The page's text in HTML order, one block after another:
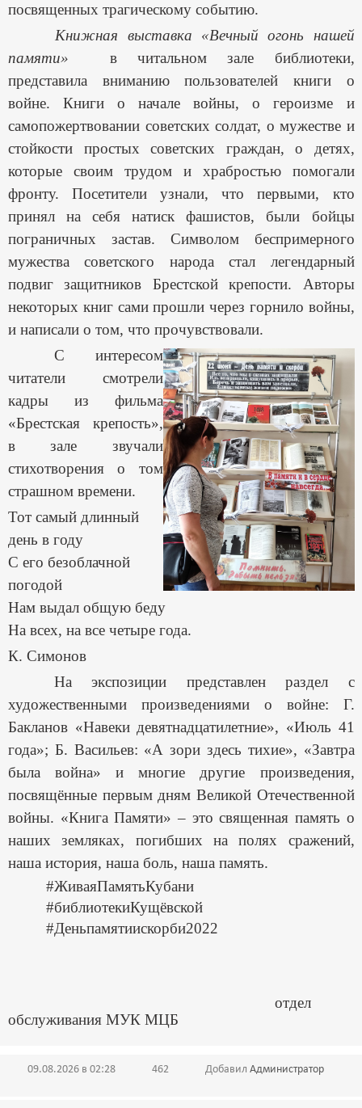
посвященных трагическому событию.
Книжная выставка «Вечный огонь нашей
памяти» в читальном зале библиотеки,
представила вниманию пользователей книги о
войне. Книги о начале войны, о героизме и
самопожертвовании советских солдат, о мужестве и
стойкости простых советских граждан, о детях,
которые своим трудом и храбростью помогали
фронту. Посетители узнали, что первыми, кто
принял на себя натиск фашистов, были бойцы
пограничных застав. Символом беспримерного
мужества советского народа стал легендарный
подвиг защитников Брестской крепости. Авторы
некоторых книг сами прошли через горнило войны,
и написали о том, что прочувствовали.
С интересом
читатели смотрели
кадры из фильма
«Брестская крепость»,
в зале звучали
стихотворения о том
страшном времени.
Тот самый длинный
день в году
С его безоблачной
погодой
Нам выдал общую беду
На всех, на все четыре года.
К. Симонов
На экспозиции представлен раздел с
художественными произведениями о войне: Г.
Бакланов «Навеки девятнадцатилетние», «Июль 41
года»; Б. Васильев: «А зори здесь тихие», «Завтра
была война» и многие другие произведения,
посвящённые первым дням Великой Отечественной
войны. «Книга Памяти» – это священная память о
наших земляках, погибших на полях сражений,
наша история, наша боль, наша память.
#ЖиваяПамятьКубани
#библиотекиКущёвской
#Деньпамятиискорби2022
отдел
обслуживания МУК МЦБ
09.08.2026 в 02:28 462 Добавил Администратор